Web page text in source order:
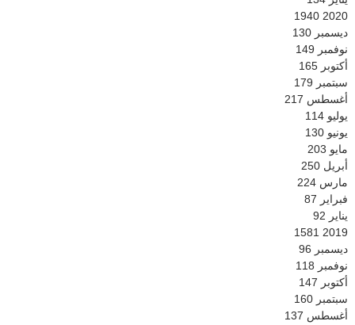
2020
1940
ديسمبر 130
نوفمبر 149
أكتوبر 165
سبتمبر 179
أغسطس 217
يوليو 114
يونيو 130
مايو 203
أبريل 250
مارس 224
فبراير 87
يناير 92
2019
1581
ديسمبر 96
نوفمبر 118
أكتوبر 147
سبتمبر 160
أغسطس 137